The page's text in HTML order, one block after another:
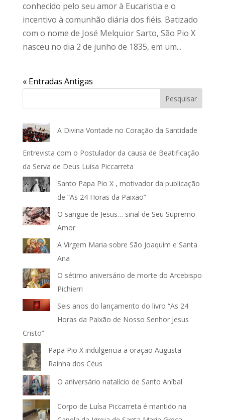
conhecido pelo seu amor à Eucaristia e o
incentivo à comunhão diária dos fiéis. Batizado
com o nome de José Melquior Sarto, São Pio X
nasceu no dia 2 de junho de 1835, em um...
« Entradas Antigas
Pesquisar
A Divina Vontade no Coração da Santidade
Entrevista com o Postulador da causa de Beatificação
da Serva de Deus Luisa Piccarreta
Santo Papa Pio X , motivador da publicação
de “As 24 Horas da Paixão”
O sangue de Jesus… sinal de Seu Supremo
Amor
A Virgem Maria sobre São Joaquim e Santa
Ana
O sétimo aniversário de morte do Arcebispo
Pichierri
Seis anos do lançamento do livro “As 24
Horas da Paixão de Nosso Senhor Jesus
Cristo”
Papa Pio X indulgencia a oração Augusta
Rainha dos Céus
O aniversário natalício de Santo Aníbal
Corpo de Luísa Piccarreta é mantido na